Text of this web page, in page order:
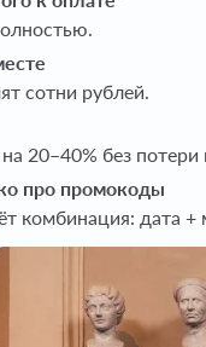
сотни рублей.
20–40% без потери
про промокоды
комбинация: дата +